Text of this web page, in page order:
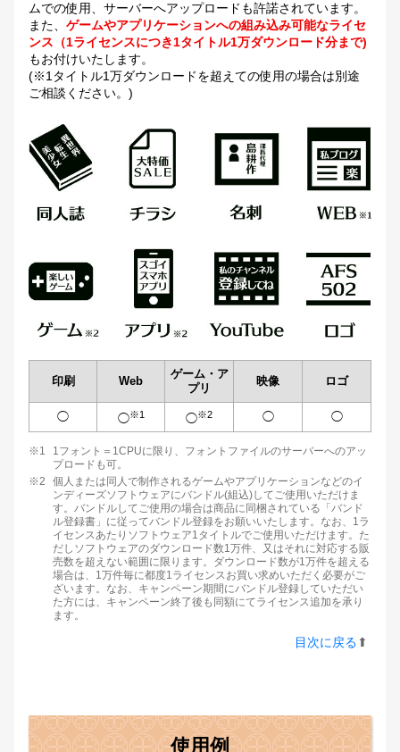
ムでの使用、サーバーへアップロードも許諾されています。
また、 ゲームやアプリケーションへの組み込み可能なライセ
ンス（1ライセンスにつき1タイトル1万ダウンロード分まで)
もお付けいたします。
(※1タイトル1万ダウンロードを超えての使用の場合は別途
ご相談ください。)
印刷 Web
ゲーム・ア
プリ
映像 ロゴ
◯ ◯※1 ◯※2 ◯ ◯
※1
1フォント＝1CPUに限り、フォントファイルのサーバーへのアッ
プロードも可。
※2
個人または同人で制作されるゲームやアプリケーションなどのイ
ンディーズソフトウェアにバンドル(組込)してご使用いただけま
す。バンドルしてご使用の場合は商品に同梱されている「バンド
ル登録書」に従ってバンドル登録をお願いいたします。なお、1ラ
イセンスあたりソフトウェア1タイトルでご使用いただけます。た
だしソフトウェアのダウンロード数1万件、又はそれに対応する販
売数を超えない範囲に限ります。ダウンロード数が1万件を超える
場合は、1万件毎に都度1ライセンスお買い求めいただく必要がご
ざいます。なお、キャンペーン期間にバンドル登録していただい
た方には、キャンペーン終了後も同額にてライセンス追加を承り
ます。
目次に戻る⬆︎
使用例